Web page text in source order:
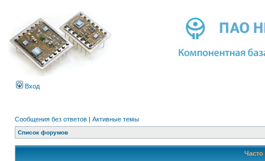
Вход
Сообщения без ответов | Активные темы
Список форумов